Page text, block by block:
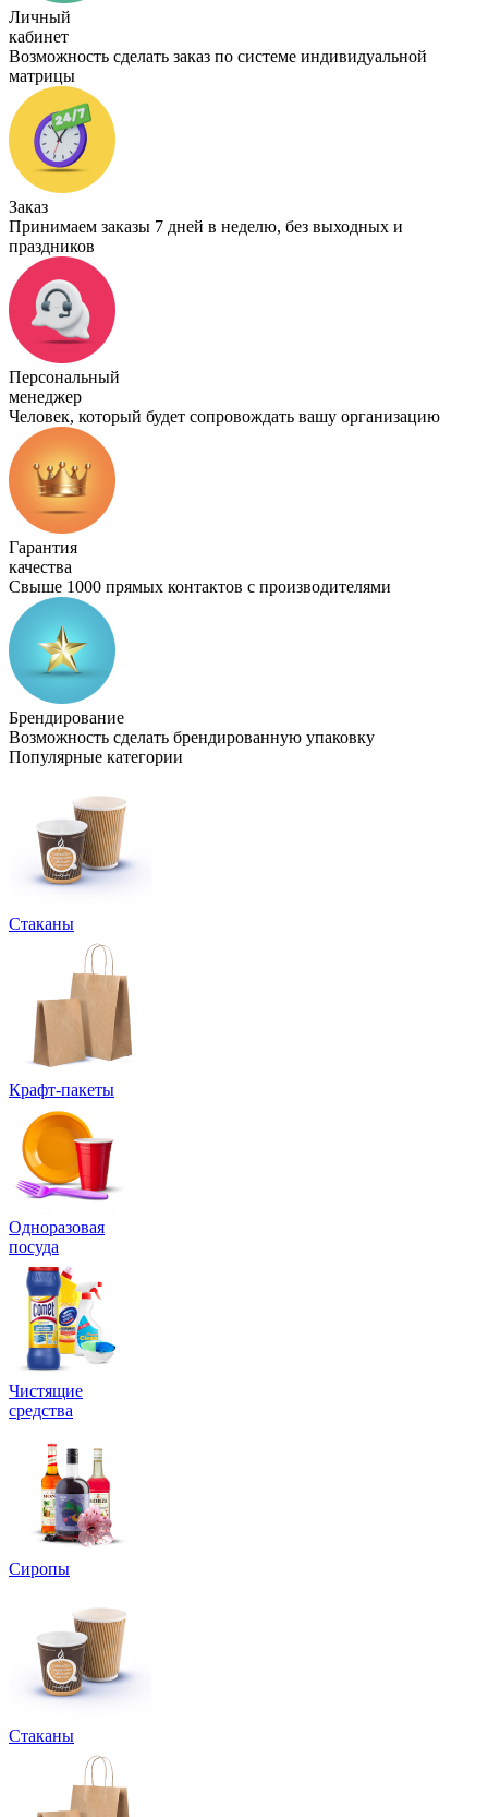
Личный
кабинет
Возможность сделать заказ по системе индивидуальной
матрицы
Заказ
Принимаем заказы 7 дней в неделю, без выходных и
праздников
Персональный
менеджер
Человек, который будет сопровождать вашу организацию
Гарантия
качества
Свыше 1000 прямых контактов с производителями
Брендирование
Возможность сделать брендированную упаковку
Популярные категории
Стаканы
Крафт-пакеты
Одноразовая
посуда
Чистящие
средства
Сиропы
Стаканы